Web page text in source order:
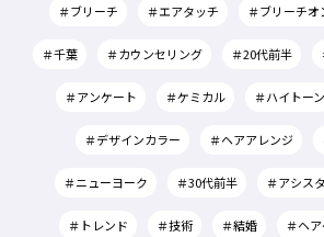
＃ブリーチ ＃エアタッチ ＃ブリーチオ
＃千葉 ＃カウンセリング ＃20代前半
＃アンケート ＃ケミカル ＃ハイトーン
＃デザインカラー ＃ヘアアレンジ
＃ニューヨーク ＃30代前半 ＃アシス
＃トレンド ＃技術 ＃結婚 ＃ヘ